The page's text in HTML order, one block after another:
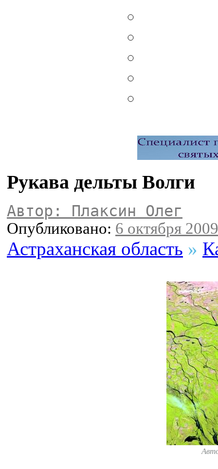
Рукава дельты Волги
Автор: Плаксин Олег
Опубликовано: 6 октября
Астраханская область »